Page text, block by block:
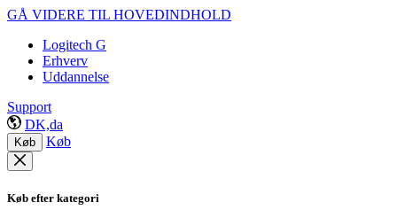
GÅ VIDERE TIL HOVEDINDHOLD
Logitech G
Erhverv
Uddannelse
Support
DK,da
Køb Køb
Køb efter kategori